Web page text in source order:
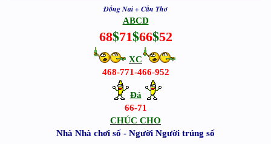
Đồng Nai + Cần Thơ
ABCD
68$71$66$52
XC
468-771-466-952
Đá
66-71
CHÚC CHO
Nhà Nhà chơi số - Người Người trúng số